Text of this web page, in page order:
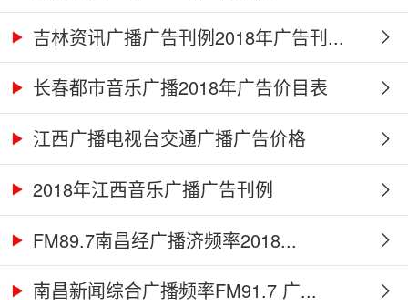
吉林资讯广播广告刊例2018年广告刊...
长春都市音乐广播2018年广告价目表
江西广播电视台交通广播广告价格
2018年江西音乐广播广告刊例
FM89.7南昌经广播济频率2018...
南昌新闻综合广播频率FM91.7 广...